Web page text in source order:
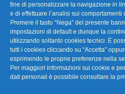
fine di personalizzare la navigazione in
e di effettuare l’analisi sui
Premere il tasto “Nega” del presente
impostazioni di default e dunque la
utilizzando soltanto cookies tecnici. È
tutti i cookies cliccando su “Accetta”
esprimendo le proprie preferenze nella
Per maggiori informazioni sui cookie e
dati personali è possibile consultare la
La nostra Newsletter
Link Utili
TG Confartigianato
Privacy & Cookie